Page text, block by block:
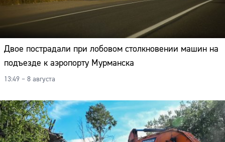
Двое пострадали при лобовом столкновении машин на
подъезде к аэропорту Мурманска
13:49 – 8 августа